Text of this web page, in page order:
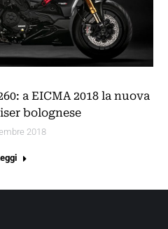
a EICMA 2018 la nuova
bolognese
2018